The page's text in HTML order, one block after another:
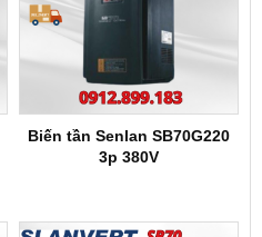
Biến tần Senlan SB70G220
3p 380V